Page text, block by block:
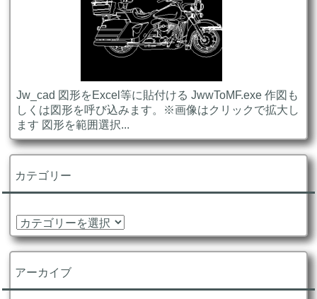
Jw_cad 図形をExcel等に貼付ける JwwToMF.exe 作図も
しくは図形を呼び込みます。※画像はクリックで拡大し
ます 図形を範囲選択...
カテゴリー
カ
テ
ゴ
ー
アーカイブ